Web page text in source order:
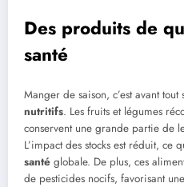
Des produits de
santé
Manger de saison, c’est avant
nutritifs. Les fruits et légumes
conservent une grande partie de
L’impact des stocks est réduit, ce
santé globale. De plus, ces
de pesticides nocifs, favorisant